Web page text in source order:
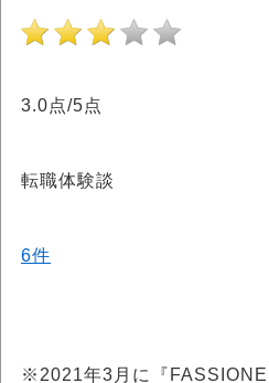
3.0点/5点
転職体験談
6件
※2021年3月に『FASSIONE